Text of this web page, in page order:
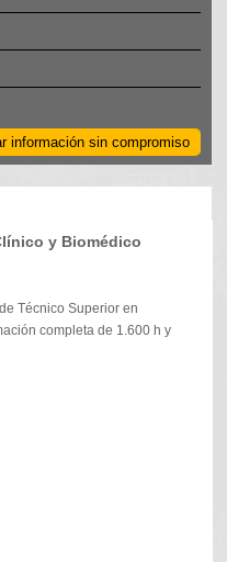
información sin compromiso
y Biomédico
Técnico Superior en
completa de 1.600 h y